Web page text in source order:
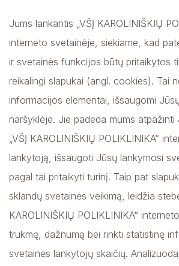
Jums lankantis „VŠĮ KAROLINIŠKIŲ
interneto svetainėje, siekiame, kad
ir svetainės funkcijos būtų pritaikytos
reikalingi slapukai (angl. cookies). Tai
informacijos elementai, išsaugomi
naršyklėje. Jie padeda mums
„VŠĮ KAROLINIŠKIŲ POLIKLINIKA“
lankytoją, išsaugoti Jūsų lankymosi
pagal tai pritaikyti turinį. Taip pat
sklandų svetainės veikimą, leidžia
KAROLINIŠKIŲ POLIKLINIKA“
trukmę, dažnumą bei rinkti statistinę
svetainės lankytojų skaičių.